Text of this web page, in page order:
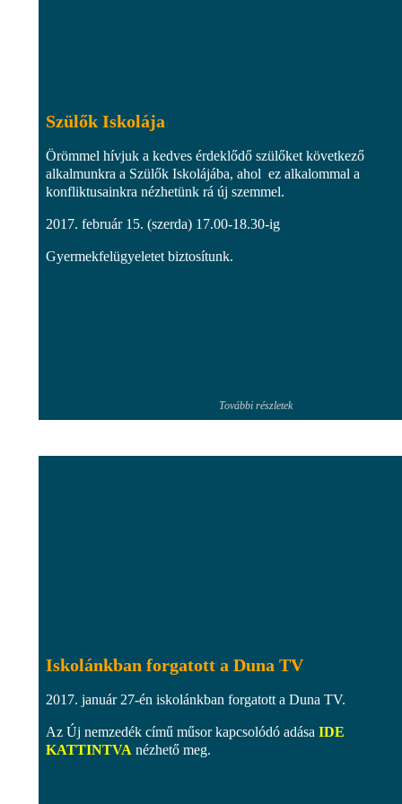
Szülők Iskolája
Örömmel hívjuk a kedves érdeklődő szülőket következő
alkalmunkra a Szülők Iskolájába, ahol ez alkalommal a
konfliktusainkra nézhetünk rá új szemmel.
2017. február 15. (szerda) 17.00-18.30-ig
Gyermekfelügyeletet biztosítunk.
További részletek
Iskolánkban forgatott a Duna TV
2017. január 27-én iskolánkban forgatott a Duna TV.
Az Új nemzedék című műsor kapcsolódó adása IDE
KATTINTVA nézhető meg.